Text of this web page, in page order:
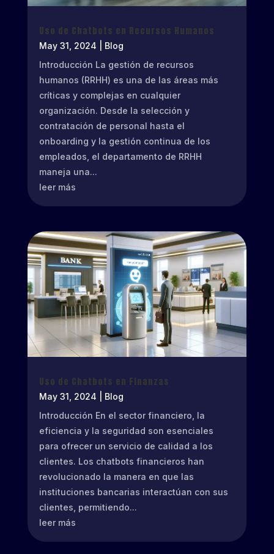
Uso de Chatbots en Recursos Humanos
May 31, 2024
Blog
Introducción La gestión de recursos
humanos (RRHH) es una de las áreas más
críticas y complejas en cualquier
organización. Desde la selección y
contratación de personal hasta el
onboarding y la gestión continua de los
empleados, el departamento de RRHH
maneja una...
leer más
Uso de Chatbots en Finanzas
May 31, 2024
Blog
Introducción En el sector financiero, la
eficiencia y la seguridad son esenciales
para ofrecer un servicio de calidad a los
clientes. Los chatbots financieros han
revolucionado la manera en que las
instituciones bancarias interactúan con sus
clientes, permitiendo...
leer más